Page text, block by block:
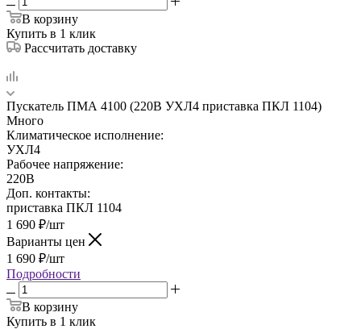
В корзину
Купить в 1 клик
Рассчитать доставку
Пускатель ПМА 4100 (220В УХЛ4 приставка ПКЛ 1104)
Много
Климатическое исполнение:
УХЛ4
Рабочее напряжение:
220В
Доп. контакты:
приставка ПКЛ 1104
1 690 ₽/шт
Варианты цен
1 690 ₽/шт
Подробности
В корзину
Купить в 1 клик